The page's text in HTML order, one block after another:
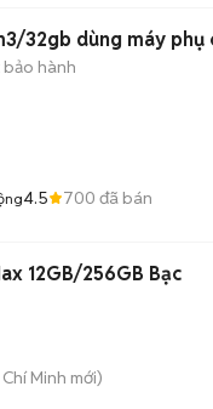
32gb dùng máy phụ
bảo hành
4.5 700 đã bán
12GB/256GB Bạc
Chí Minh mới)